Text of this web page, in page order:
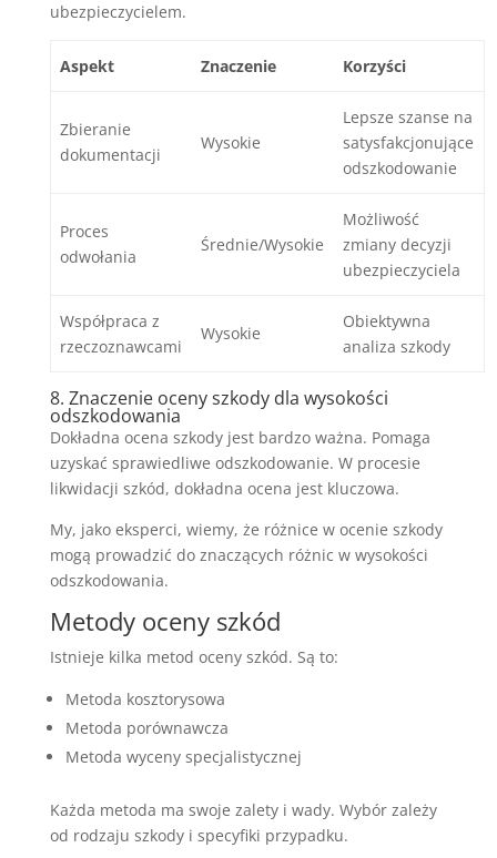
ubezpieczycielem.
Aspekt Znaczenie Korzyści
Zbieranie
dokumentacji
Wysokie
Lepsze szanse na
satysfakcjonujące
odszkodowanie
Proces
odwołania
Średnie/Wysokie
Możliwość
zmiany decyzji
ubezpieczyciela
Współpraca z
rzeczoznawcami
Wysokie
Obiektywna
analiza szkody
8. Znaczenie oceny szkody dla wysokości
odszkodowania
Dokładna ocena szkody jest bardzo ważna. Pomaga
uzyskać sprawiedliwe odszkodowanie. W procesie
likwidacji szkód, dokładna ocena jest kluczowa.
My, jako eksperci, wiemy, że różnice w ocenie szkody
mogą prowadzić do znaczących różnic w wysokości
odszkodowania.
Metody oceny szkód
Istnieje kilka metod oceny szkód. Są to:
Metoda kosztorysowa
Metoda porównawcza
Metoda wyceny specjalistycznej
Każda metoda ma swoje zalety i wady. Wybór zależy
od rodzaju szkody i specyfiki przypadku.